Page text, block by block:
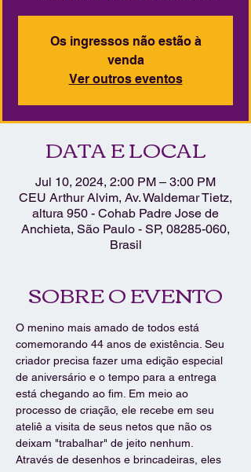
Os ingressos não estão à
venda
Ver outros eventos
DATA E LOCAL
Jul 10, 2024, 2:00 PM – 3:00 PM
CEU Arthur Alvim, Av. Waldemar Tietz,
altura 950 - Cohab Padre Jose de
Anchieta, São Paulo - SP, 08285-060,
Brasil
SOBRE O EVENTO
O menino mais amado de todos está
comemorando 44 anos de existência. Seu
criador precisa fazer uma edição especial
de aniversário e o tempo para a entrega
está chegando ao fim. Em meio ao
processo de criação, ele recebe em seu
ateliê a visita de seus netos que não os
deixam "trabalhar" de jeito nenhum.
Através de desenhos e brincadeiras, eles